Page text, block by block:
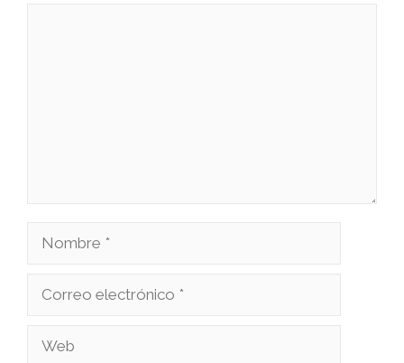
Nombre
Correo
Web